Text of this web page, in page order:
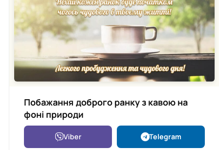
Побажання доброго ранку з кавою на
фоні природи
Viber Telegram